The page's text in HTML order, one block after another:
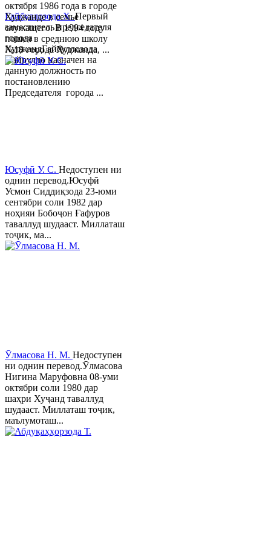
Гайбуллозода Х.Первый
заместитель председателя
города
ХуджандГайбуллозода
Хайрулло назначен на
данную должность по
постановлению
Председателя города ...
октября 1986 года в городе
Худжанде в семье
служащего. В 1994 году
пошел в среднюю школу
№18 города Худжанда, ...
Юсуфӣ У. C. Недоступен ни
однин перевод.Юсуфӣ
Усмон Сиддиқзода 23-юми
сентябри соли 1982 дар
ноҳияи Бобоҷон Ғафуров
таваллуд шудааст. Миллаташ
тоҷик, ма...
Ӯлмасова Н. М. Недоступен
ни однин перевод.Ӯлмасова
Нигина Маруфовна 08-уми
октябри соли 1980 дар
шаҳри Хуҷанд таваллуд
шудааст. Миллаташ тоҷик,
маълумоташ...